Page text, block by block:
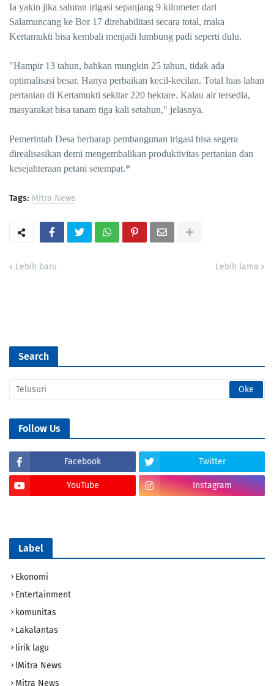
Ia yakin jika saluran irigasi sepanjang 9 kilometer dari
Salamuncang ke Bor 17 direhabilitasi secara total, maka
Kertamukti bisa kembali menjadi lumbung padi seperti dulu.
"Hampir 13 tahun, bahkan mungkin 25 tahun, tidak ada
optimalisasi besar. Hanya perbaikan kecil-kecilan. Total luas lahan
pertanian di Kertamukti sekitar 220 hektare. Kalau air tersedia,
masyarakat bisa tanam tiga kali setahun," jelasnya.
Pemerintah Desa berharap pembangunan irigasi bisa segera
direalisasikan demi mengembalikan produktivitas pertanian dan
kesejahteraan petani setempat.*
Tags: Mitra News
Lebih baru Lebih lama
Search
Follow Us
Facebook Twitter
YouTube Instagram
Label
Ekonomi
Entertainment
komunitas
Lakalantas
lirik lagu
lMitra News
Mitra News